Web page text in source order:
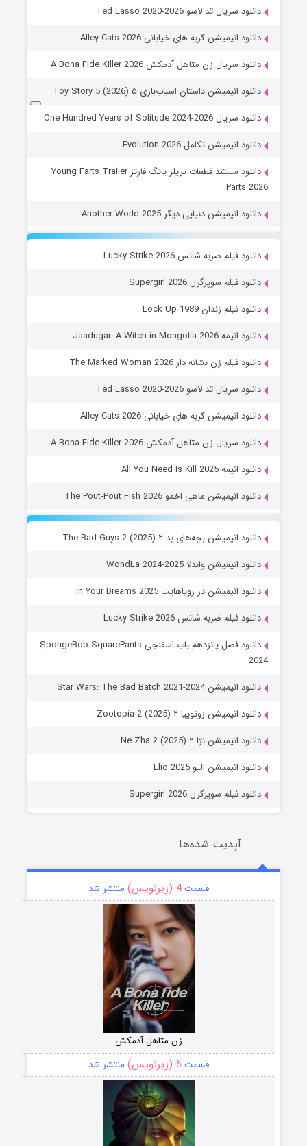
دانلود سریال تد لاسو Ted Lasso 2020-2026
دانلود انیمیشن گربه های خیابانی Alley Cats 2026
دانلود سریال زن متاهل آدمکش A Bona Fide Killer 2026
دانلود انیمیشن داستان اسباب‌بازی ۵ Toy Story 5 (2026)
دانلود سریال One Hundred Years of Solitude 2024-2026
دانلود انیمیشن تکامل Evolution 2026
دانلود مستند قطعات تریلر یانگ فارتز Young Farts Trailer
Parts 2026
دانلود انیمیشن دنیایی دیگر Another World 2025
دانلود فیلم ضربه شانس Lucky Strike 2026
دانلود فیلم سوپرگرل Supergirl 2026
دانلود فیلم زندان Lock Up 1989
دانلود انیمه Jaadugar: A Witch in Mongolia 2026
دانلود فیلم زن نشانه دار The Marked Woman 2026
دانلود سریال تد لاسو Ted Lasso 2020-2026
دانلود انیمیشن گربه های خیابانی Alley Cats 2026
دانلود سریال زن متاهل آدمکش A Bona Fide Killer 2026
دانلود انیمه All You Need Is Kill 2025
دانلود انیمیشن ماهی اخمو The Pout-Pout Fish 2026
دانلود انیمیشن بچه‌های بد ۲ The Bad Guys 2 (2025)
دانلود انیمیشن واندلا WondLa 2024-2025
دانلود انیمیشن در رویاهایت In Your Dreams 2025
دانلود فیلم ضربه شانس Lucky Strike 2026
دانلود فصل پانزدهم باب اسفنجی SpongeBob SquarePants
2024
دانلود انیمیشن Star Wars: The Bad Batch 2021-2024
دانلود انیمیشن زوتوپیا ۲ Zootopia 2 (2025)
دانلود انیمیشن نژا ۲ Ne Zha 2 (2025)
دانلود انیمیشن الیو Elio 2025
دانلود فیلم سوپرگرل Supergirl 2026
آپدیت شده‌ها
قسمت4 (زیرنویس) منتشر شد
زن متاهل آدمکش
قسمت 6 (زیرنویس) منتشر شد